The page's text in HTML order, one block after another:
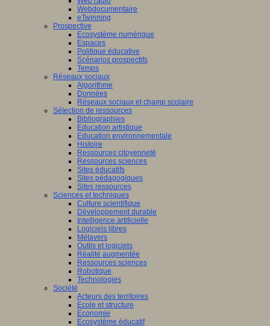
Webdocumentaire
eTwinning
Prospective
Ecosystème numérique
Espaces
Politique éducative
Scénarios prospectifs
Temps
Réseaux sociaux
Algorithme
Données
Réseaux sociaux et champ scolaire
Sélection de ressources
Bibliographies
Education artistique
Education environnementale
Histoire
Ressources citoyenneté
Ressources sciences
Sites éducatifs
Sites pédagogiques
Sites ressources
Sciences et techniques
Culture scientifique
Développement durable
Intelligence artificielle
Logiciels libres
Métavers
Outils et logiciels
Réalité augmentée
Ressources sciences
Robotique
Technologies
Société
Acteurs des territoires
Ecole et structure
Economie
Ecosystème éducatif